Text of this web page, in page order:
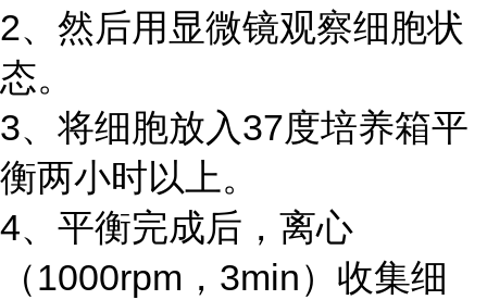
2、然后用显微镜观察细胞状
态。
3、将细胞放入37度培养箱平
衡两小时以上。
4、平衡完成后，离心
（1000rpm，3min）收集细